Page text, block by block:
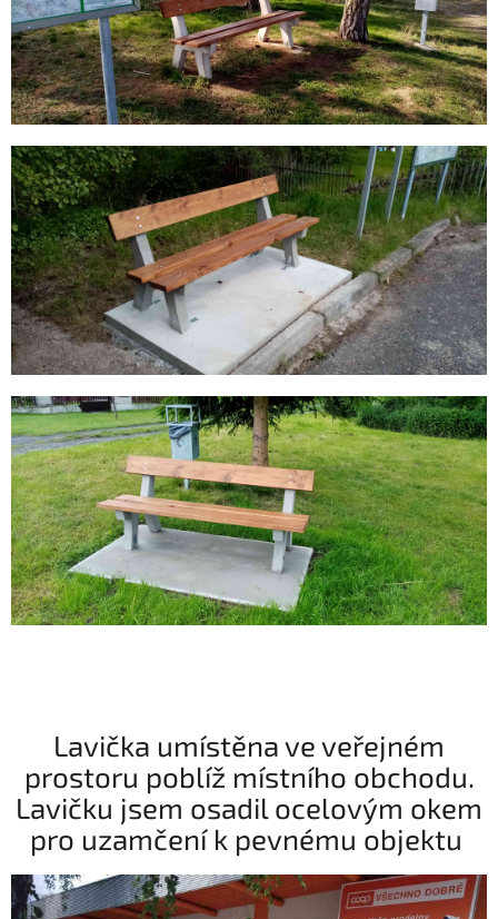
Lavička umístěna ve veřejném
prostoru poblíž místního obchodu.
Lavičku jsem osadil ocelovým okem
pro uzamčení k pevnému objektu